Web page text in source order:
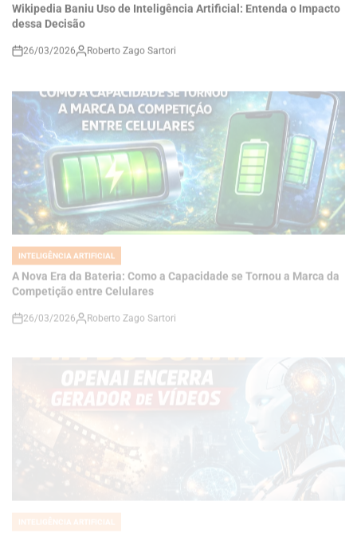
on
26/03/2026 Roberto Zago Sartori
POSTED
INTELIGÊNCIA ARTIFICIAL
A Nova Era da Bateria: Como a Capacidade se Tornou a Marca da
Competição entre Celulares
on
26/03/2026 Roberto Zago Sartori
FIM DO SORA? OPENAI ENCERRA GERADOR DE VÍDEOS E
REDIRECIONA O FUTURO DA INTELIGÊNCIA ARTIFICIAL
on
24/03/2026 Roberto Zago Sartori